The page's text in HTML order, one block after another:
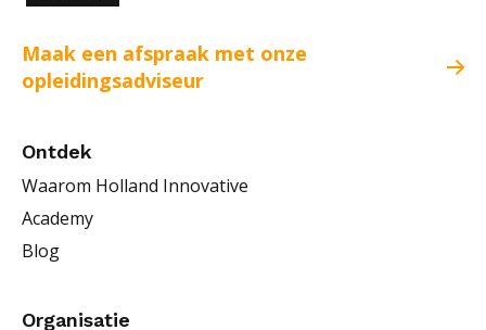
Maak een afspraak met onze
opleidingsadviseur
Ontdek
Waarom Holland Innovative
Academy
Blog
Organisatie